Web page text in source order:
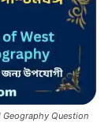
Geography Question